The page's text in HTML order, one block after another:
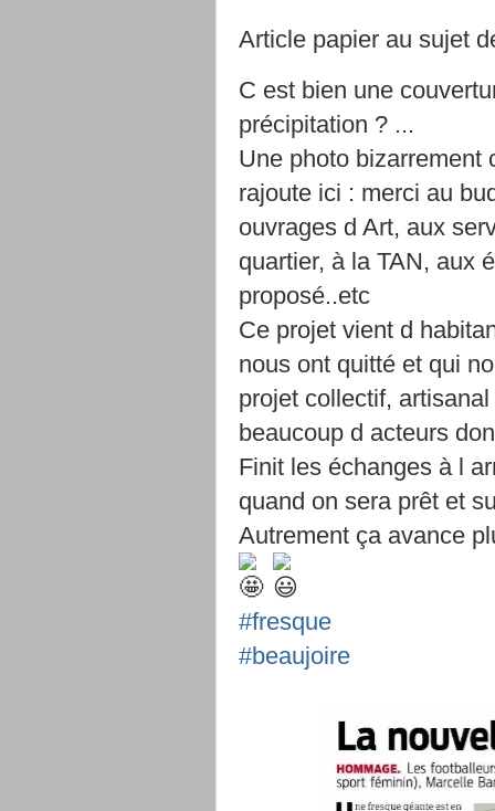
Article papier au sujet
C est bien une
précipitation ? ...
Une photo bizarrement
rajoute ici : merci au
ouvrages d Art, aux
quartier, à la TAN, aux
proposé..etc
Ce projet vient d
nous ont quitté et qui
projet collectif,
beaucoup d acteurs
Finit les échanges à l
quand on sera prêt et
Autrement ça avance
#fresque
#beaujoire